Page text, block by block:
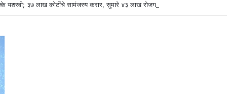
यशस्वी; ३७ लाख कोटींचे सामंजस्य करार, सुमारे ४३ लाख रोजगारनिर्मिती – उद्योगमंत्री डॉ.